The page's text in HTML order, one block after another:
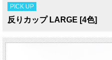
PICK UP
反りカップ LARGE [4色]